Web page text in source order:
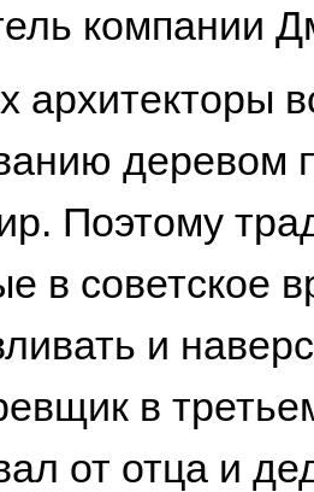
компании
архитекторы
деревом
Поэтому
в советское
и
в
от отца и